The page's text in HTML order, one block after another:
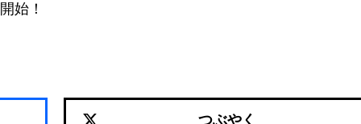
始！
つぶやく